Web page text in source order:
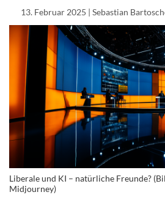
13. Februar 2025 | Sebastian
Liberale und KI – natürliche Freunde?
Midjourney)